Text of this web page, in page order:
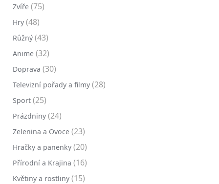
Zvíře (75)
Hry (48)
Růžný (43)
Anime (32)
Doprava (30)
Televizní pořady a filmy (28)
Sport (25)
Prázdniny (24)
Zelenina a Ovoce (23)
Hračky a panenky (20)
Přírodní a Krajina (16)
Květiny a rostliny (15)